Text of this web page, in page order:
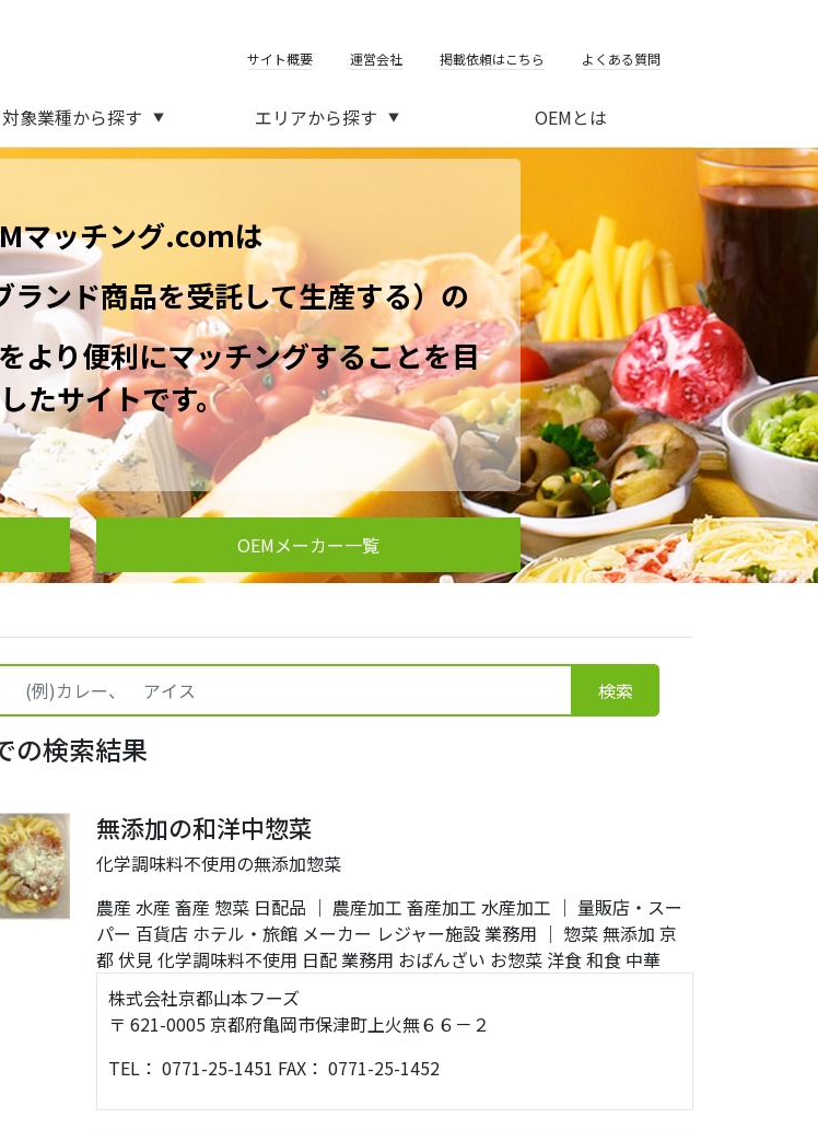
サイト概要 運営会社 掲載依頼はこちら よくある質問
対象業種から探す ▼ エリアから探す ▼ OEMとは
マッチング.comは
ランド商品を受託して生産する）の
より便利にマッチングすることを目
たサイトです。
OEMメーカー一覧
検索
の検索結果
無添加の和洋中惣菜
化学調味料不使用の無添加惣菜
農産 水産 畜産 惣菜 日配品 ｜ 農産加工 畜産加工 水産加工 ｜ 量販店・スー
パー 百貨店 ホテル・旅館 メーカー レジャー施設業務用 ｜ 惣菜無添加 京
都伏見 化学調味料不使用 日配業務用 おばんざい お惣菜 洋食和食 中華
株式会社京都山本フーズ
〒 621-0005 京都府亀岡市保津町上火無６６－２
TEL： 0771-25-1451 FAX： 0771-25-1452